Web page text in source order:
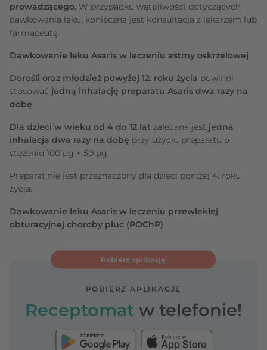
prowadzącego. W przypadku wątpliwości dotyczących
dawkowania leku, konieczna jest konsultacja z lekarzem lub
farmaceutą.
Dawkowanie leku Asaris w leczeniu astmy oskrzelowej
Dorośli oraz młodzież powyżej 12. roku życia powinni
stosować jedną inhalację preparatu Asaris dwa razy na
dobę.
Dla dzieci w wieku od 4 do 12 lat zalecana jest jedna
inhalacja dwa razy na dobę przy użyciu preparatu o
stężeniu 100 μg + 50 μg.
Preparat nie jest przeznaczony dla dzieci poniżej 4. roku
życia.
Dawkowanie leku Asaris w leczeniu przewlekłej
obturacyjnej choroby płuc (POChP)
Pobierz aplikację
POBIERZ APLIKACJĘ
Receptomat w telefonie!